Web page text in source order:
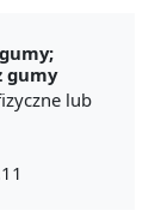
gumy
lub